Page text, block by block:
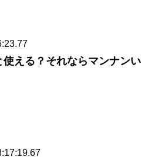
使える？それならマンナンい